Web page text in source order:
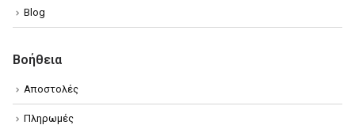
Blog
Βοήθεια
Αποστολές
Πληρωμές